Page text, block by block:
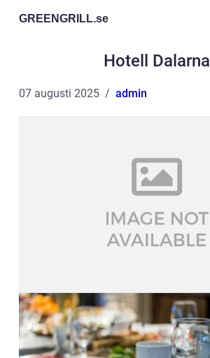
GREENGRILL.se
Hotell Dalarna
07 augusti 2025 admin